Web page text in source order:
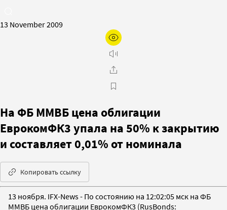
13 November 2009
На ФБ ММВБ цена облигации
ЕврокомФК3 упала на 50% к закрытию
и составляет 0,01% от номинала
Копировать ссылку
13 ноября. IFX-News - По состоянию на 12:02:05 мск на ФБ
ММВБ цена облигации ЕврокомФК3 (RusBonds: